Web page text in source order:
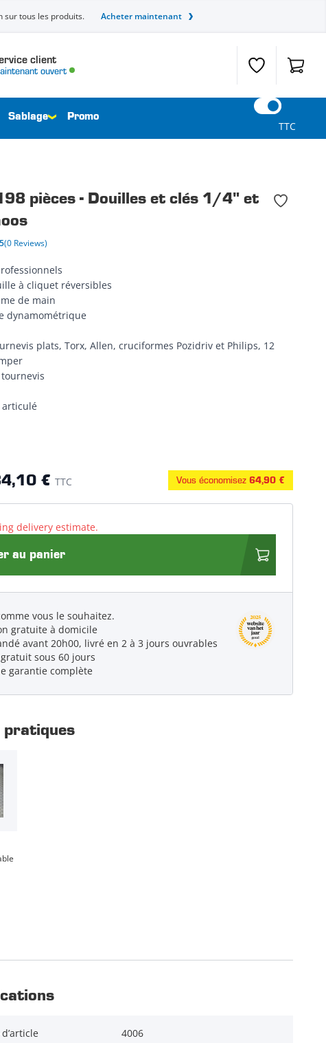
sur tous les produits. Acheter maintenant
client
ouvert Liste de Panier
Sablage Promo
TTC
pièces - Douilles et clés 1/4" et
(0 Reviews)
à cliquet réversibles
de main
dynamométrique
plats, Torx, Allen, cruciformes Pozidriv et Philips, 12
€ TTC Vous économisez 64,90 €
delivery estimate.
au panier
vous le souhaitez.
gratuite à domicile
avant 20h00, livré en 2 à 3 jours ouvrables
sous 60 jours
garantie complète
pratiques
4006